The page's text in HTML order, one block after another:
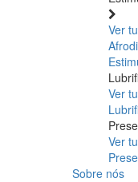
Ver
Ver
Ver
Sobre nós